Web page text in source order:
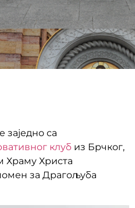
заједно са
клуб из Брчког,
Храму Христа
за Драгољуба